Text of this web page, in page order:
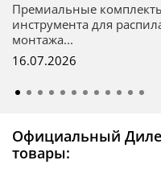
Премиальные
инструмента для
монтажа...
16.07.2026
Официальный
товары: